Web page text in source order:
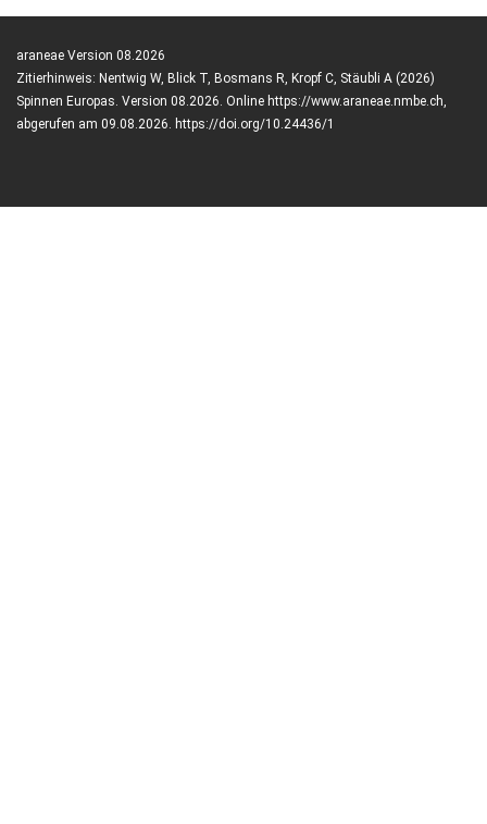
araneae Version 08.2026
Zitierhinweis: Nentwig W, Blick T, Bosmans R, Kropf C, Stäubli A (2026)
Spinnen Europas. Version 08.2026. Online https://www.araneae.nmbe.ch,
abgerufen am 09.08.2026. https://doi.org/10.24436/1